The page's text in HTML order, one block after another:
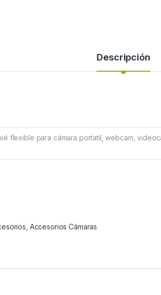
Descripción
flexible para cámara portatil, webcam,
Accesorios Cámaras